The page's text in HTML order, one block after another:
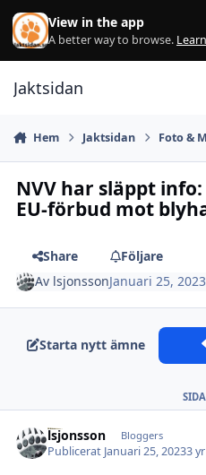
Hoppa till innehåll
View in the app
A better way to browse.
Jaktsidan
Hem Jaktsidan Foto &
NVV har släppt
EU-förbud mot
Share
Följare
Av lsjonssonJanuari 25, 2023
Starta nytt ämne
lsjonsson Bloggers
Publicerat Januari 25, 20233 yr